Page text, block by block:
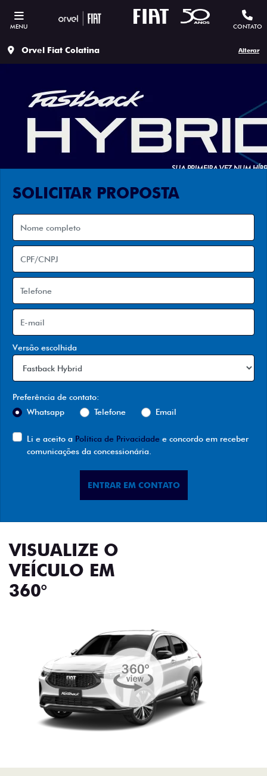
MENU CONTATO
Orvel Fiat Colatina Alterar
SOLICITAR PROPOSTA
Versão escolhida
Preferência de contato:
Whatsapp
Telefone Email
Li e aceito a Política de Privacidade e concordo em receber
comunicações da concessionária.
ENTRAR EM CONTATO
VISUALIZE O
VEÍCULO EM
360°